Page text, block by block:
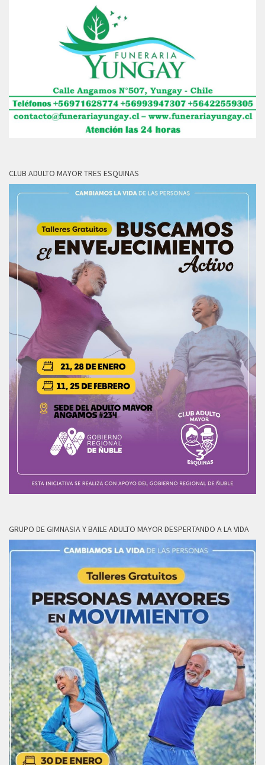
CLUB ADULTO MAYOR TRES ESQUINAS
GRUPO DE GIMNASIA Y BAILE ADULTO MAYOR DESPERTANDO A LA VIDA